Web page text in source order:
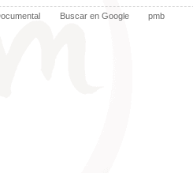
Buscar en Google pmb